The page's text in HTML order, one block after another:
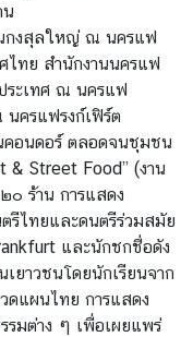
น
กงสุลใหญ่ ณ นครแฟ
ไทย สำนักงานนครแฟ
ระเทศ ณ นครแฟ
นครแฟรงก์เฟิร์ต
คอนดอร์ ตลอดจนชุมชน
& Street Food” (งาน
๐ ร้าน การแสดง
ไทยและดนตรีร่วมสมัย
และนักชกชื่อดัง
ยาวชนโดยนักเรียนจาก
ดแผนไทย การแสดง
รมต่าง ๆ เพื่อเผยแพร่